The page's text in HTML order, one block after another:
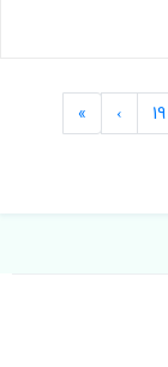
19
›
Next
»